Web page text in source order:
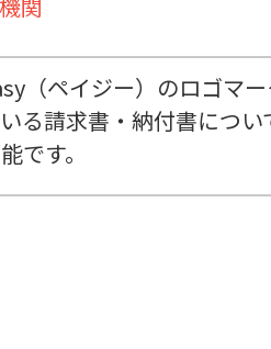
（ペイジー）のロゴマ
る請求書・納付書につい
です。